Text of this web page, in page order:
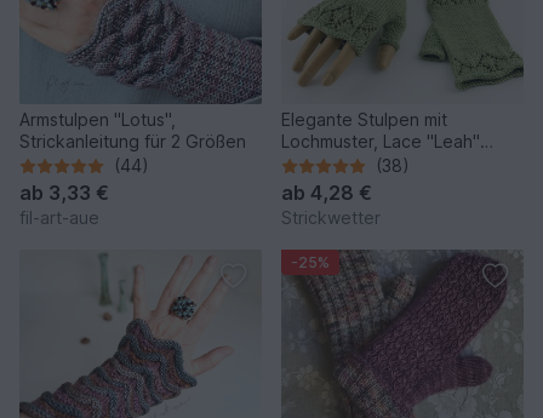
Armstulpen "Lotus",
Strickanleitung für 2 Größen
(44)
ab 3,33 €
fil-art-aue
Elegante Stulpen mit
Lochmuster, Lace "Leah"
(Strickanleitung)
(38)
ab 4,28 €
Strickwetter
-25%